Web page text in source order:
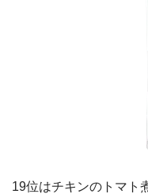
19位はチキンのトマト